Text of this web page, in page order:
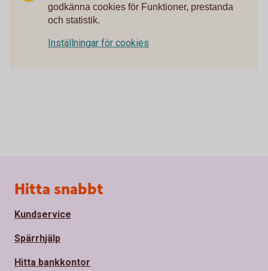
godkänna cookies för Funktioner, prestanda
och statistik.
Inställningar för cookies
Sidfot
Hitta snabbt
Kundservice
Spärrhjälp
Hitta bankkontor